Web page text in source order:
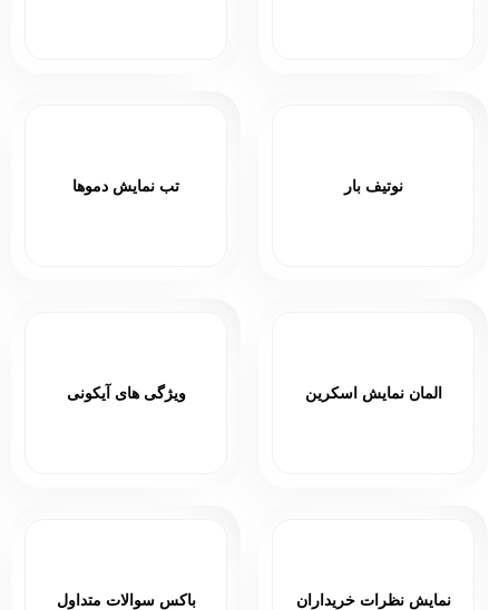
نوتیف بار تب نمایش دموها
المان نمایش اسکرین ویژگی های آیکونی
نمایش نظرات خریداران باکس سوالات متداول